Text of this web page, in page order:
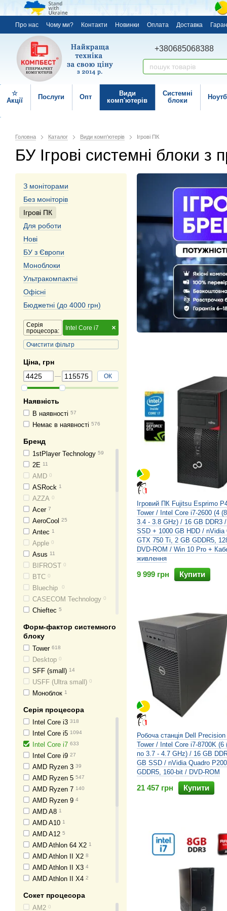
Про нас Чому ми? Контакти Новинки Оплата Доставка
+380685068388
☆
Акції
Послуги Опт
Види
комп'ютерів
Системні
блоки
Головна Каталог Види комп'ютерів Ігрові ПК
БУ Ігрові системні блоки
Ігровий ПК Fujitsu Esprimo
Tower / Intel Core i7-2600 (4
3.4 - 3.8 GHz) / 16 GB DDR3
SSD + 1000 GB HDD / nVidia
GTX 750 Ti, 2 GB GDDR5,
DVD-ROM / Win 10 Pro +
живлення
9 999 грн Купити
Робоча станція Dell
Tower / Intel Core i7-8700K (6
по 3.7 - 4.7 GHz) / 16 GB
GB SSD / nVidia Quadro
GDDR5, 160-bit / DVD-ROM
21 457 грн Купити
З моніторами
Без моніторів
Ігрові ПК
Для роботи
Нові
БУ з Європи
Моноблоки
Ультракомпактні
Офісні
Бюджетні (до 4000 грн)
Серія
процесора:
Intel Core i7
Очистити фільтр
Ціна, грн
ОК
Наявність
В наявності 57
Немає в наявності 576
Бренд
1stPlayer Technology 59
2E 11
AMD 0
ASRock 1
AZZA 0
Acer 7
AeroCool 25
Antec 1
Apple 0
Asus 11
BIFROST 0
BTC 0
Bluechip 0
CASECOM Technology 0
Chieftec 5
Cougar
0
Frime 1
FrimeCom 0
Frontier 3
Fujitsu-Siemens
GameMax 18
Gateway 0
Gigabyte 4
Golden Field 1
Hewlett Packard
Huananzhi
Hyrican 0
Intel 6
Lenovo 18
Lian Li 2
LogicPower 0
MSI 8
Microsoft 0
Форм-фактор системного
блоку
Tower 618
Desktop 0
SFF (small) 14
USFF (Ultra small) 0
Моноблок 1
Серія процесора
Intel Core i3 318
Intel Core i5 1094
Intel Core i7 633
Intel Core i9 27
AMD Ryzen 3 39
AMD Ryzen 5 547
AMD Ryzen 7 140
AMD Ryzen 9 4
AMD A8 1
AMD A10 1
AMD A12 5
AMD Athlon 64 X2 1
AMD Athlon II X2 8
AMD Athlon II X3 4
AMD Athlon II X4 2
AMD FX 25
Сокет процесора
AM2 0